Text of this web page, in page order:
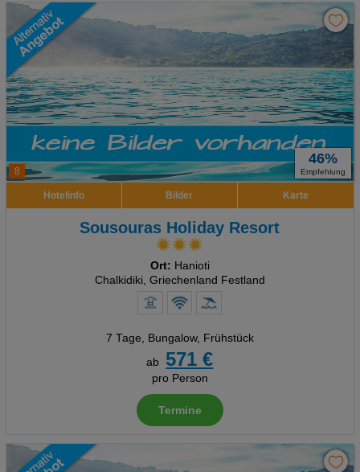
8
46%
Empfehlung
Hotelinfo Bilder Karte
Sousouras Holiday Resort
Ort: Hanioti
Chalkidiki, Griechenland Festland
7 Tage, Bungalow, Frühstück
ab
571 €
pro Person
Termine